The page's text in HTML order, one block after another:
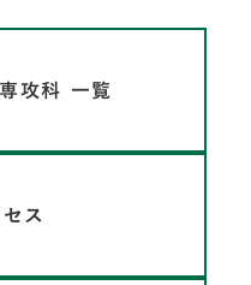
攻科 一覧
ス